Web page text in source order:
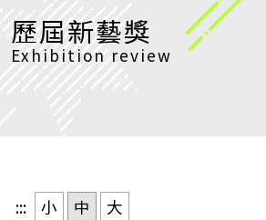
歷屆新藝獎
Exhibition review
::: 小 中 大